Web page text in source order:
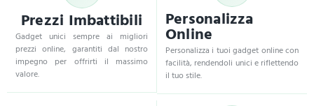
Prezzi Imbattibili
Gadget unici sempre ai migliori
prezzi online, garantiti dal nostro
impegno per offrirti il massimo
valore.
Personalizza
Online
Personalizza i tuoi gadget online con
facilità, rendendoli unici e riflettendo
il tuo stile.